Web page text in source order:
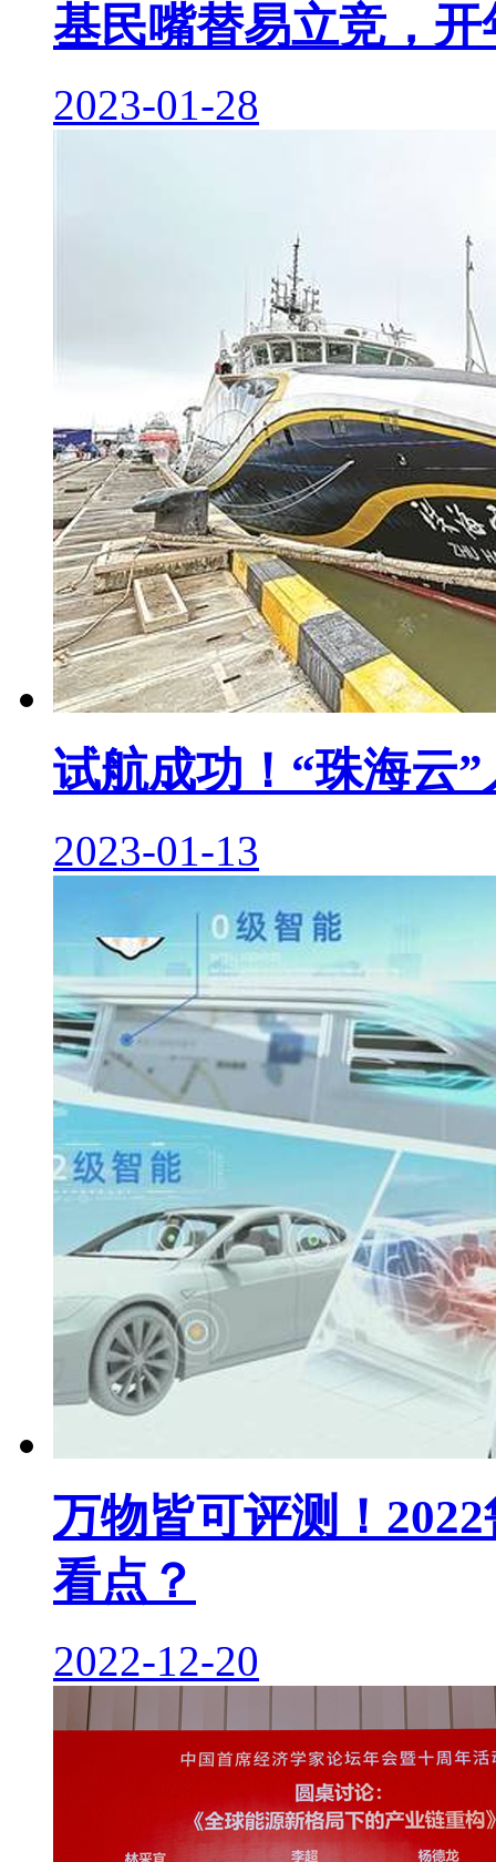
基民嘴替易立竞，
2023-01-28
试航成功！“珠海云
2023-01-13
万物皆可评测！
看点？
2022-12-20